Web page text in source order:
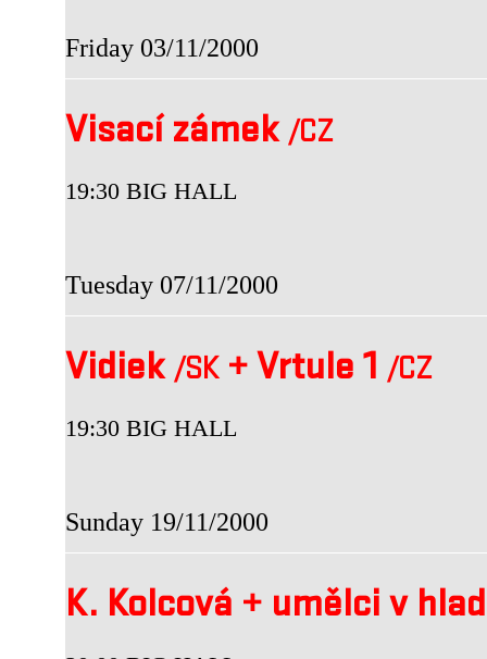
Friday 03/11/2000
Visací zámek /CZ
19:30 BIG HALL
Tuesday 07/11/2000
Vidiek /SK + Vrtule 1 /CZ
19:30 BIG HALL
Sunday 19/11/2000
K. Kolcová + umělci v